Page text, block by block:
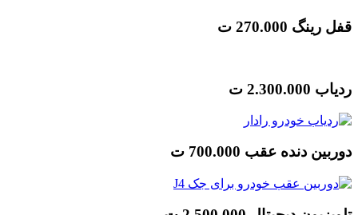
قفل رینگ 270.000 ت
ردیاب 2.300.000 ت
دوربین دنده عقب 700.000 ت